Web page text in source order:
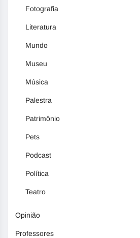
Fotografia
Literatura
Mundo
Museu
Música
Palestra
Patrimônio
Pets
Podcast
Política
Teatro
Opinião
Professores